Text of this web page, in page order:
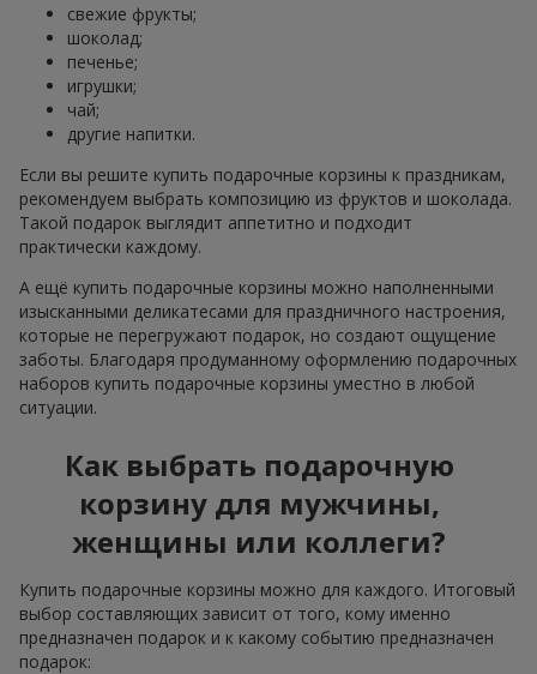
свежие фрукты;
шоколад;
печенье;
игрушки;
чай;
другие напитки.
Если вы решите купить подарочные корзины к праздникам,
рекомендуем выбрать композицию из фруктов и шоколада.
Такой подарок выглядит аппетитно и подходит
практически каждому.
А ещё купить подарочные корзины можно наполненными
изысканными деликатесами для праздничного настроения,
которые не перегружают подарок, но создают ощущение
заботы. Благодаря продуманному оформлению подарочных
наборов купить подарочные корзины уместно в любой
ситуации.
Как выбрать подарочную
корзину для мужчины,
женщины или коллеги?
Купить подарочные корзины можно для каждого. Итоговый
выбор составляющих зависит от того, кому именно
предназначен подарок и к какому событию предназначен
подарок: